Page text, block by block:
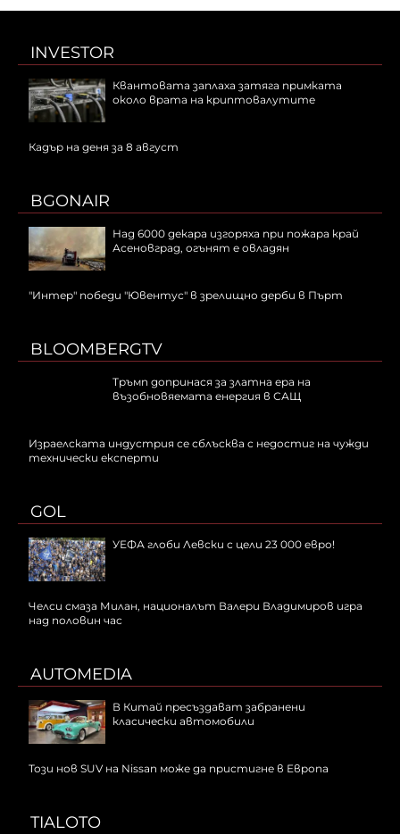
INVESTOR
Квантовата заплаха затяга примката
около врата на криптовалутите
Кадър на деня за 8 август
BGONAIR
Над 6000 декара изгоряха при пожара край
Асеновград, огънят е овладян
"Интер" победи "Ювентус" в зрелищно дерби в Пърт
BLOOMBERGTV
Тръмп допринася за златна ера на
възобновяемата енергия в САЩ
Израелската индустрия се сблъсква с недостиг на чужди
технически експерти
GOL
УЕФА глоби Левски с цели 23 000 евро!
Челси смаза Милан, националът Валери Владимиров игра
над половин час
AUTOMEDIA
В Китай пресъздават забранени
класически автомобили
Този нов SUV на Nissan може да пристигне в Европа
TIALOTO